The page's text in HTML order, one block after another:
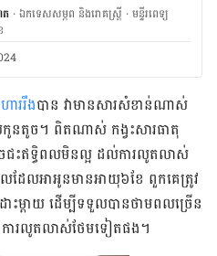
ត ·ឯកទេសសម្ភព និងរោគស្ត្រី ·ម​ន្ទីរពេទ្យ
ារ​រឹង​បាន​​ វា​មាន​សារសំខាន់​ណាស់​
កូន​តូច។​ ពិត​ណាស់​ កង្វះ​សារធាតុ​
ះ​ឥទ្ធិពល​មិន​ល្អ​ ដល់​ការ​លូតលាស់​
ដែល​អា​អូន​មាន​អាយុ​៦​ខែ​ ពួក​គេ​ត្រូវ​
ម្ដាយ​ ដើម្បី​ទទួល​បាន​ថាមពល​ច្រើន​
ារ​លូតលាស់​ថែម​ទៀត​ផង​។